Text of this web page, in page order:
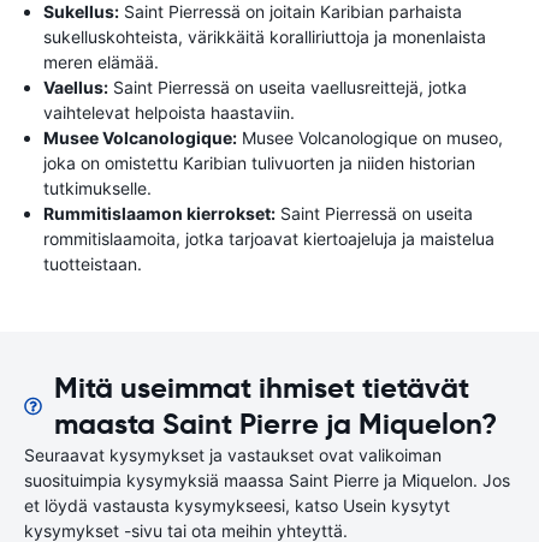
Sukellus: Saint Pierressä on joitain Karibian parhaista
sukelluskohteista, värikkäitä koralliriuttoja ja monenlaista
meren elämää.
Vaellus: Saint Pierressä on useita vaellusreittejä, jotka
vaihtelevat helpoista haastaviin.
Musee Volcanologique: Musee Volcanologique on museo,
joka on omistettu Karibian tulivuorten ja niiden historian
tutkimukselle.
Rummitislaamon kierrokset: Saint Pierressä on useita
rommitislaamoita, jotka tarjoavat kiertoajeluja ja maistelua
tuotteistaan.
Mitä useimmat ihmiset tietävät
maasta Saint Pierre ja Miquelon?
Seuraavat kysymykset ja vastaukset ovat valikoiman
suosituimpia kysymyksiä maassa Saint Pierre ja Miquelon. Jos
et löydä vastausta kysymykseesi, katso Usein kysytyt
kysymykset -sivu tai ota meihin yhteyttä.